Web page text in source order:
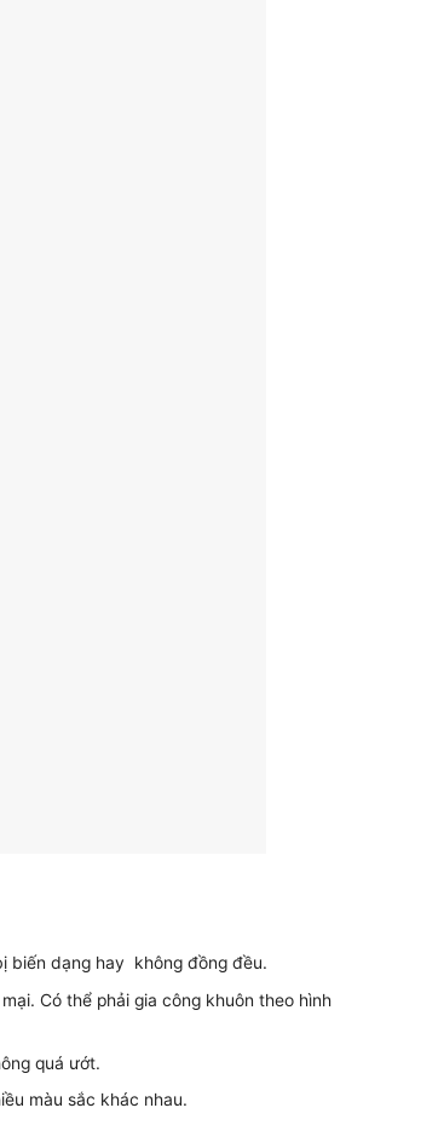
biến dạng hay không đồng đều.
Có thể phải gia công khuôn theo hình
quá ướt.
màu sắc khác nhau.